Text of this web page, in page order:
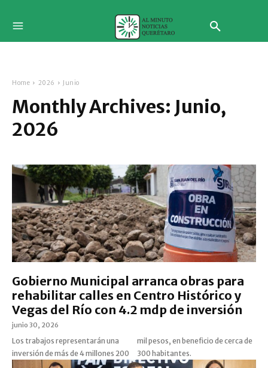
Home 2026 Junio
Monthly Archives: Junio,
2026
Gobierno Municipal arranca obras para
rehabilitar calles en Centro Histórico y
Vegas del Río con 4.2 mdp de inversión
junio 30, 2026
Los trabajos representarán una
inversión de más de 4 millones 200
mil pesos, en beneficio de cerca de
300 habitantes.